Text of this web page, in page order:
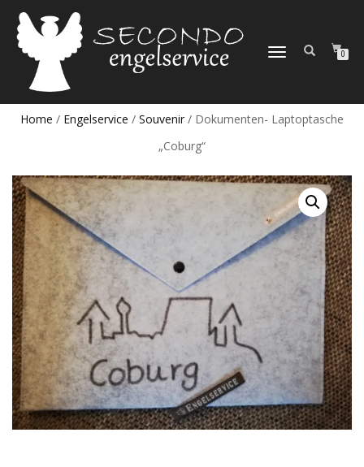
NAVIGATION
0
Home / Engelservice / Souvenir / Dokumenten- Laptoptasche
„Coburg“